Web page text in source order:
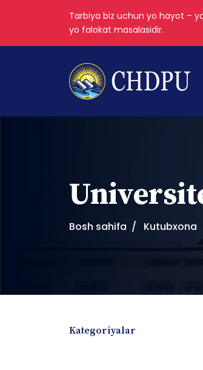
Tarbiya biz uchun yo hayot –
yo falokat masalasidir.
Bosh sahifa Kutubxona
Kategoriyalar